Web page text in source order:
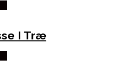
I Træ